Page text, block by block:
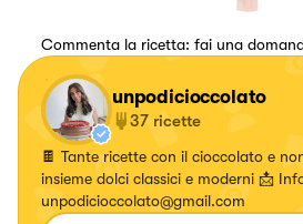
Commenta la ricetta: fai una
unpodicioccolato
37 ricette
🍫 Tante ricette con il cioccolato e
insieme dolci classici e moderni 📩
unpodicioccolato@gmail.com